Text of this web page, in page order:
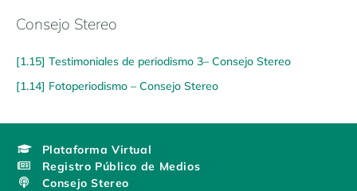
Consejo Stereo
[1.15] Testimoniales de periodismo 3– Consejo Stereo
[1.14] Fotoperiodismo – Consejo Stereo
Plataforma Virtual
Registro Público de Medios
Consejo Stereo